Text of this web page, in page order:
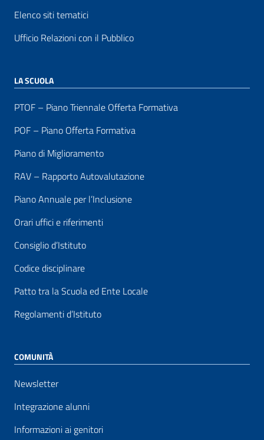
Elenco siti tematici
Ufficio Relazioni con il Pubblico
LA SCUOLA
PTOF – Piano Triennale Offerta Formativa
POF – Piano Offerta Formativa
Piano di Miglioramento
RAV – Rapporto Autovalutazione
Piano Annuale per l’Inclusione
Orari uffici e riferimenti
Consiglio d’Istituto
Codice disciplinare
Patto tra la Scuola ed Ente Locale
Regolamenti d’Istituto
COMUNITÀ
Newsletter
Integrazione alunni
Informazioni ai genitori